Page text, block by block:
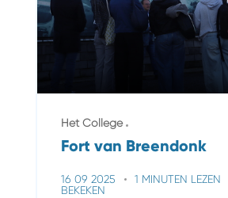
Het College
Fort van Breendonk
16 09 2025 1 MINUTEN LEZEN
BEKEKEN